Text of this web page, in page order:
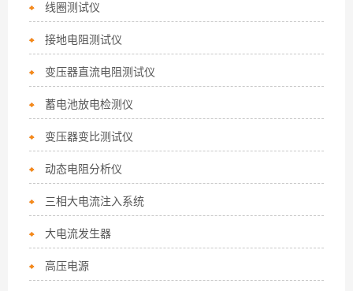
线圈测试仪
接地电阻测试仪
变压器直流电阻测试仪
蓄电池放电检测仪
变压器变比测试仪
动态电阻分析仪
三相大电流注入系统
大电流发生器
高压电源